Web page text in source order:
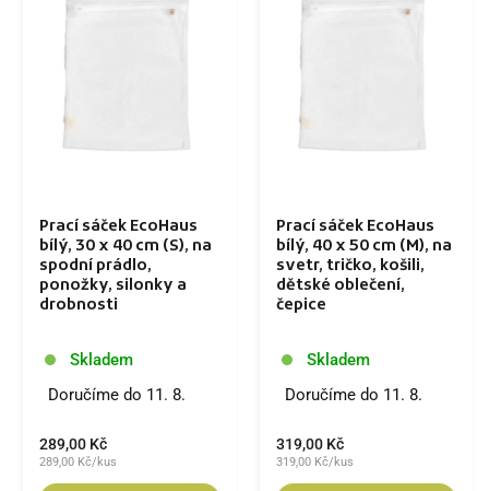
Prací sáček EcoHaus
bílý, 30 x 40 cm (S), na
spodní prádlo,
ponožky, silonky a
drobnosti
Skladem
Doručíme do 11. 8.
289,00 Kč
289,00 Kč/kus
Prací sáček EcoHaus
bílý, 40 x 50 cm (M), na
svetr, tričko, košili,
dětské oblečení,
čepice
Skladem
Doručíme do 11. 8.
319,00 Kč
319,00 Kč/kus